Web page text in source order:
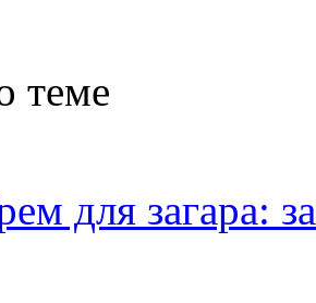
теме
для загара: